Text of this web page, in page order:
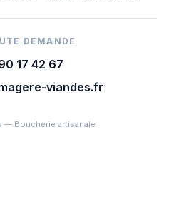
DEMANDE
17 42 67
viandes.fr
— Boucherie artisanale